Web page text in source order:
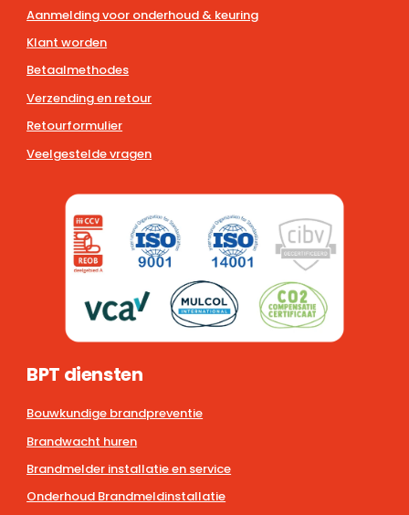
Aanmelding voor onderhoud & keuring
Klant worden
Betaalmethodes
Verzending en retour
Retourformulier
Veelgestelde vragen
BPT diensten
Bouwkundige brandpreventie
Brandwacht huren
Brandmelder installatie en service
Onderhoud Brandmeldinstallatie